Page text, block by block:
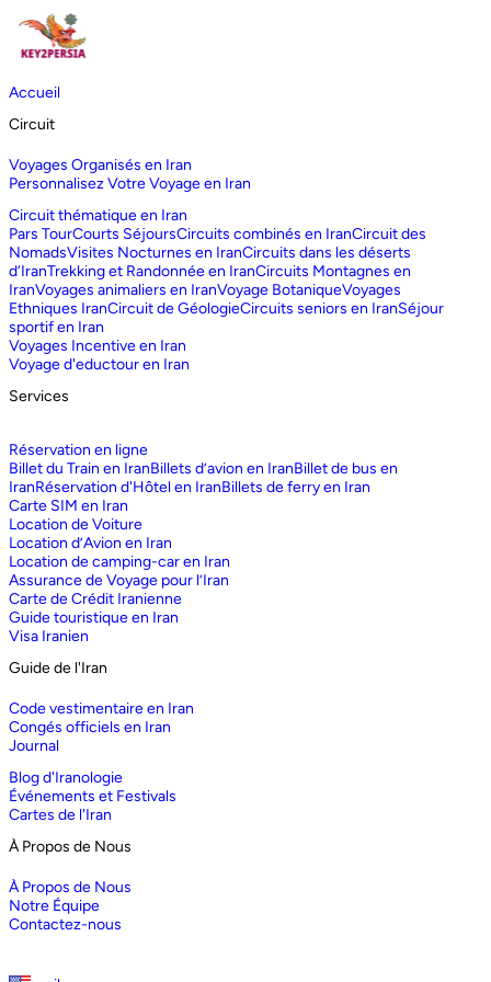
Accueil
Circuit
Voyages Organisés en Iran
Personnalisez Votre Voyage en Iran
Circuit thématique en Iran
Pars TourCourts SéjoursCircuits combinés en IranCircuit des
NomadsVisites Nocturnes en IranCircuits dans les déserts
d‘IranTrekking et Randonnée en IranCircuits Montagnes en
IranVoyages animaliers en IranVoyage BotaniqueVoyages
Ethniques IranCircuit de GéologieCircuits seniors en IranSéjour
sportif en Iran
Voyages Incentive en Iran
Voyage d'eductour en Iran
Services
Réservation en ligne
Billet du Train en IranBillets d’avion en IranBillet de bus en
IranRéservation d'Hôtel en IranBillets de ferry en Iran
Carte SIM en Iran
Location de Voiture
Location d’Avion en Iran
Location de camping-car en Iran
Assurance de Voyage pour l’Iran
Carte de Crédit Iranienne
Guide touristique en Iran
Visa Iranien
Guide de l'Iran
Code vestimentaire en Iran
Congés officiels en Iran
Journal
Blog d'Iranologie
Événements et Festivals
Cartes de l'Iran
À Propos de Nous
À Propos de Nous
Notre Équipe
Contactez-nous